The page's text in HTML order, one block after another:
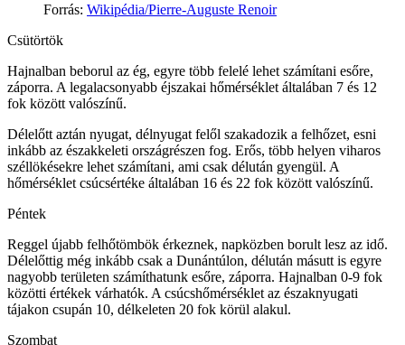
Forrás: Wikipédia/Pierre-Auguste Renoir
Csütörtök
Hajnalban beborul az ég, egyre több felelé lehet számítani esőre,
záporra. A legalacsonyabb éjszakai hőmérséklet általában 7 és 12
fok között valószínű.
Délelőtt aztán nyugat, délnyugat felől szakadozik a felhőzet, esni
inkább az északkeleti országrészen fog. Erős, több helyen viharos
széllökésekre lehet számítani, ami csak délután gyengül. A
hőmérséklet csúcsértéke általában 16 és 22 fok között valószínű.
Péntek
Reggel újabb felhőtömbök érkeznek, napközben borult lesz az idő.
Délelőttig még inkább csak a Dunántúlon, délután másutt is egyre
nagyobb területen számíthatunk esőre, záporra. Hajnalban 0-9 fok
közötti értékek várhatók. A csúcshőmérséklet az északnyugati
tájakon csupán 10, délkeleten 20 fok körül alakul.
Szombat